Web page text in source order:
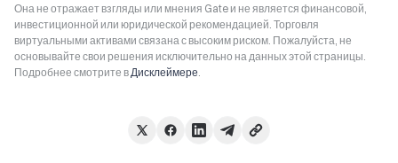
Она не отражает взгляды или мнения Gate и не является финансовой,
инвестиционной или юридической рекомендацией. Торговля
виртуальными активами связана с высоким риском. Пожалуйста, не
основывайте свои решения исключительно на данных этой страницы.
Подробнее смотрите в Дисклеймере